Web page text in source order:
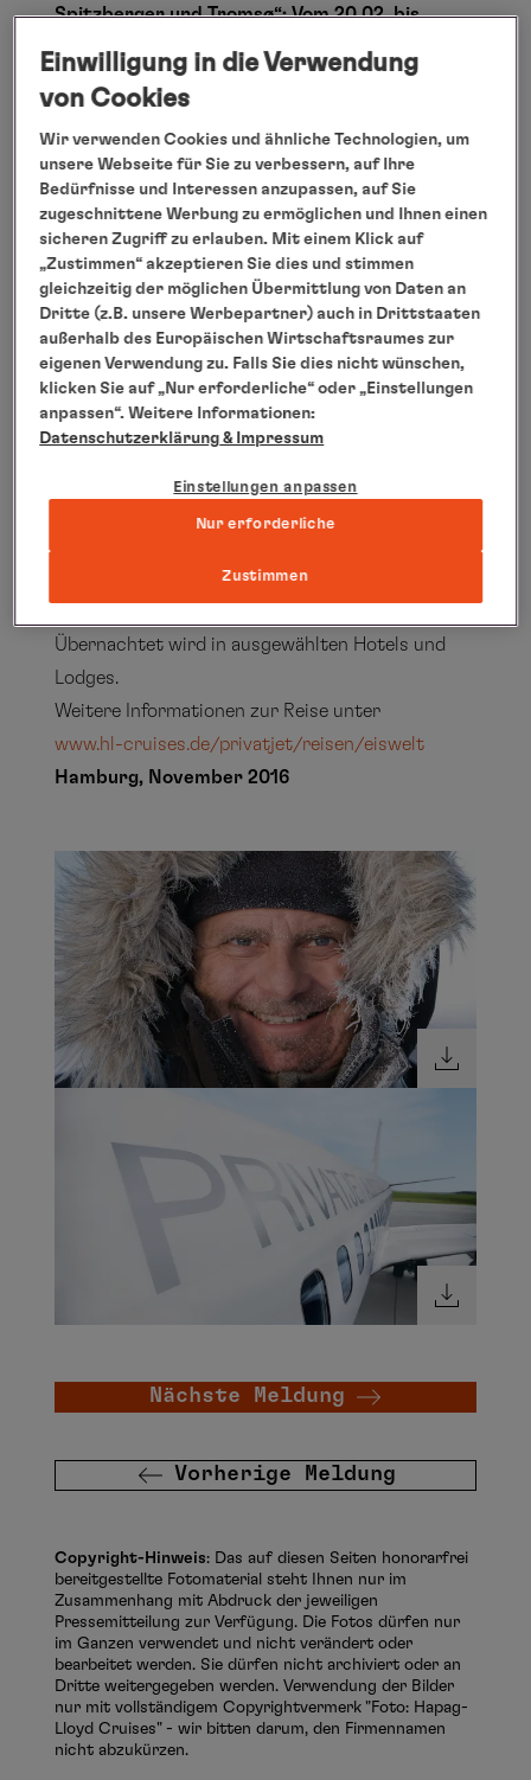
Spitzberger undTromsø“: Vom 20.02. bis
25.02.2017 (6 Tage) von Hamburg über
Kiruna/Schweden, Spitzbergen/Norwegen,
ab 21.900 Euro / 26.280 CHF pro Person im
Doppelzimmer.
* Vorbehaltlich behördlicher Änderung
Im kleinen Kreis von maximal 44 Gästen steuern
die Gäste des Privatjets die schönsten Ziele rund
um den Globus an und lassen dabei alle gängigen
Linienverbindungen weit hinter sich. Eine Vielzahl
von Inklusivleistungen zeichnen den Service aus:
von der Einholung der Visa, Check-in ohne
Wartezeiten bis hin zu exklusiv arrangierten
Events. Jede Reise wird von einem erfahrenen
mit Spezialwissen über das Reisegebiet sowie
Übernachtet wird in ausgewählten Hotels und
Lodges.
Weitere Informationen zur Reise unter
www.hl-cruises.de/privatjet/reisen/eiswelt
Hamburg, November 2016
Vorherige Meldung
Nächste Meldung
Copyright-Hinweis: Das auf diesen Seiten honorarfrei
bereitgestellte Fotomaterial steht Ihnen nur im
Zusammenhang mit Abdruck der jeweiligen
Pressemitteilung zur Verfügung. Die Fotos dürfen nur
im Ganzen verwendet und nicht verändert oder
bearbeitet werden. Sie dürfen nicht archiviert oder an
Dritte weitergegeben werden. Verwendung der Bilder
nur mit vollständigem Copyrightvermerk "Foto: Hapag-
Lloyd Cruises" - wir bitten darum, den Firmennamen
nicht abzukürzen.
Einwilligung in die Verwendung
von Cookies
Wir verwenden Cookies und ähnliche Technologien, um
unsere Webseite für Sie zu verbessern, auf Ihre
Bedürfnisse und Interessen anzupassen, auf Sie
zugeschnittene Werbung zu ermöglichen und Ihnen einen
sicheren Zugriff zu erlauben. Mit einem Klick auf
„Zustimmen“ akzeptieren Sie dies und stimmen
gleichzeitig der möglichen Übermittlung von Daten an
Dritte (z.B. unsere Werbepartner) auch in Drittstaaten
außerhalb des Europäischen Wirtschaftsraumes zur
eigenen Verwendung zu. Falls Sie dies nicht wünschen,
klicken Sie auf „Nur erforderliche“ oder „Einstellungen
anpassen“. Weitere Informationen:
Datenschutzerklärung & Impressum
Einstellungen anpassen
Nur erforderliche
Zustimmen